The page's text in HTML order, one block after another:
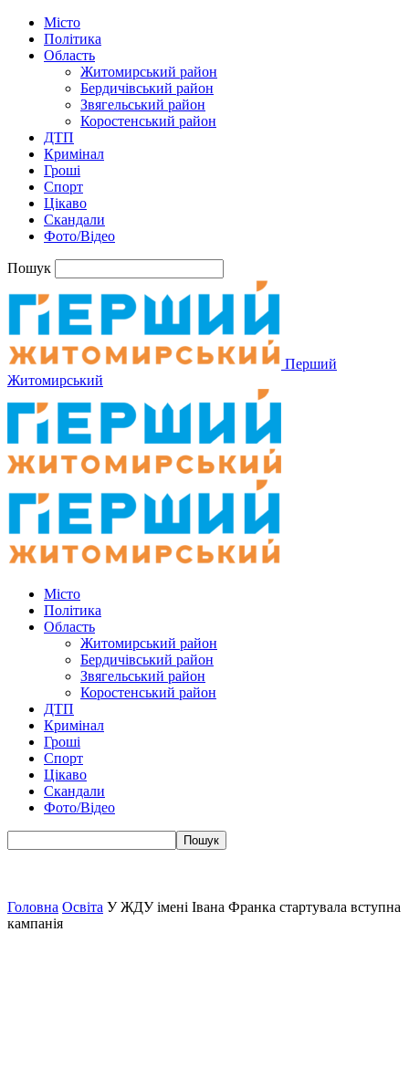
Місто
Політика
Область
Житомирський район
Бердичівський район
Звягельський район
Коростенський район
ДТП
Кримінал
Гроші
Спорт
Цікаво
Скандали
Фото/Відео
Пошук
Перший
Житомирський
Місто
Політика
Область
Житомирський район
Бердичівський район
Звягельський район
Коростенський район
ДТП
Кримінал
Гроші
Спорт
Цікаво
Скандали
Фото/Відео
Головна Освіта У ЖДУ імені Івана Франка стартувала вступна
кампанія